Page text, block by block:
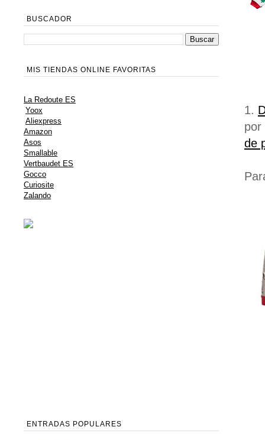
1.
de
BUSCADOR
MIS TIENDAS ONLINE FAVORITAS
La Redoute ES
Yoox
Aliexpress
Amazon
Asos
Smallable
Vertbaudet ES
Gocco
Curiosite
Zalando
ENTRADAS POPULARES